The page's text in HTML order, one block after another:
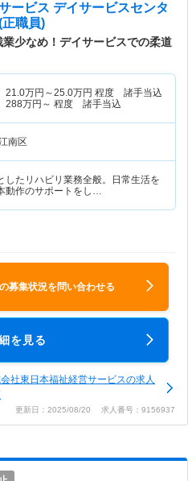
ービス デイサービスセンタ
職員)
業少なめ！デイサービスでの柔道
21.0万円～25.0万円 程度 諸手当込
288万円～ 程度 諸手当込
南区
したリハビリ業務全般。日常生活を
動作のサポートをし…
募集状況を問い合わせる
を見る
社東日本福祉経営サービスの求人
更新日：2025/08/20 求人番号：9156937